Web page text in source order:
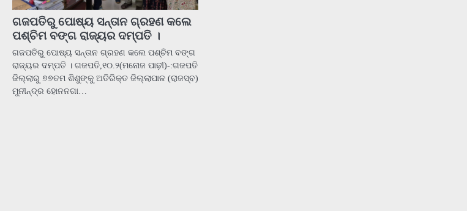
ଗଜପତିରୁ ପୋଷ୍ୟ ସନ୍ତାନ ଗ୍ରହଣ କଲେ
ପଶ୍ଚିମ ବଙ୍ଗ ରାଜ୍ୟର ଦମ୍ପତି ।
ଗଜପତିରୁ ପୋଷ୍ୟ ସନ୍ତାନ ଗ୍ରହଣ କଲେ ପଶ୍ଚିମ ବଙ୍ଗ
ରାଜ୍ୟର ଦମ୍ପତି । ଗଜପତି,୧୦.୨(ମନୋଜ ପାଢ଼ୀ)-:ଗଜପତି
ଜିଲ୍ଲାରୁ ୭୭ତମ ଶିଶୁଙ୍କୁ ଅତିରିକ୍ତ ଜିଲ୍ଲାପାଳ (ରାଜସ୍ବ)
ମୁନୀନ୍ଦ୍ର ହୋନନଗା…